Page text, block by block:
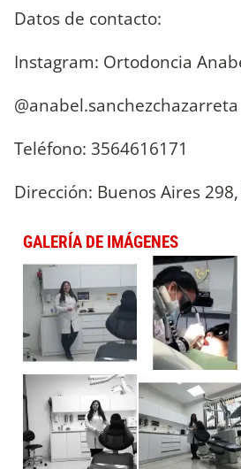
Datos de contacto:
Instagram: Ortodoncia
@anabel.sanchezchazarreta
Teléfono: 3564616171
Dirección: Buenos Aires 298,
GALERÍA DE IMÁGENES